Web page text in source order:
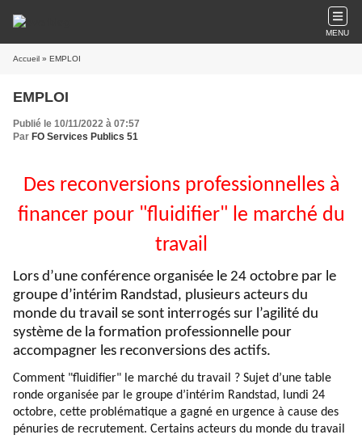
MENU
Accueil » EMPLOI
EMPLOI
Publié le 10/11/2022 à 07:57
Par FO Services Publics 51
Des reconversions professionnelles à
financer pour "fluidifier" le marché du
travail
Lors d’une conférence organisée le 24 octobre par le
groupe d’intérim Randstad, plusieurs acteurs du
monde du travail se sont interrogés sur l’agilité du
système de la formation professionnelle pour
accompagner les reconversions des actifs.
Comment "fluidifier" le marché du travail ? Sujet d’une table
ronde organisée par le groupe d’intérim Randstad, lundi 24
octobre, cette problématique a gagné en urgence à cause des
pénuries de recrutement. Certains acteurs du monde du travail